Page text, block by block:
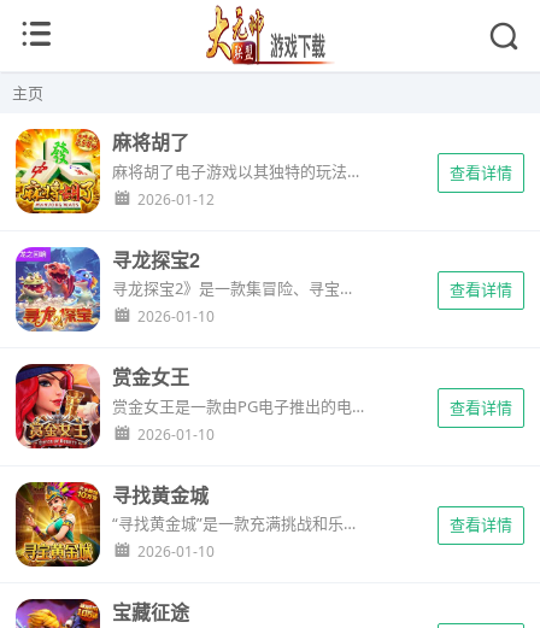
主页
麻将胡了
麻将胡了电子游戏以其独特的玩法、精美的界面设计、丰富的社交互动和特色功能，成功地将传统麻将文化与现代科技相结合，为玩家带来了全新的游戏体验。这款游戏不仅继承了传统麻将的精髓，更在创新中不断提升和完善，成为了一款备受玩家喜爱的电子麻将佳作。...
2026-01-12
查看详情
寻龙探宝2
寻龙探宝2》是一款集冒险、寻宝、文化、社交于一体的电子游戏。它以其独特的游戏设计、精美的画面、出色的音效和深厚的文化内涵，吸引了大量玩家的关注和喜爱。无论你是寻宝游戏的爱好者，还是对东方文化感兴趣的探索者，都能在《寻龙探宝2》中找到属于你的乐趣和挑战。...
2026-01-10
查看详情
赏金女王
赏金女王是一款由PG电子推出的电子游戏，玩家通过参与虚拟冒险，探索游戏世界的奥秘，完成各种挑战和任务以赢得奖励。...
2026-01-10
查看详情
寻找黄金城
“寻找黄金城”是一款充满挑战和乐趣的电子游戏。它以其独特的游戏设定、丰富的游戏内容以及引人入胜的玩法，为玩家带来了一次难忘的冒险之旅。无...
2026-01-10
查看详情
宝藏征途